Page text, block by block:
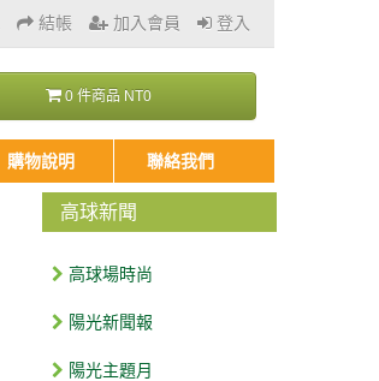
結帳 加入會員 登入
0 件商品 NT0
購物說明 聯絡我們
高球新聞
高球場時尚
陽光新聞報
陽光主題月